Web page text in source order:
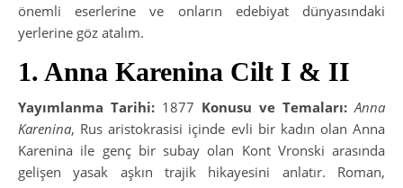
önemli eserlerine ve onların edebiyat dünyasındaki
yerlerine göz atalım.
1. Anna Karenina Cilt I & II
Yayımlanma Tarihi: 1877 Konusu ve Temaları: Anna
Karenina, Rus aristokrasisi içinde evli bir kadın olan Anna
Karenina ile genç bir subay olan Kont Vronski arasında
gelişen yasak aşkın trajik hikayesini anlatır. Roman,